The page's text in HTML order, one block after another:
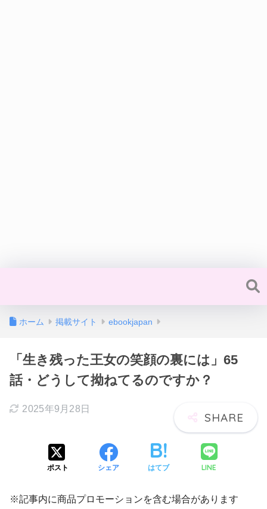
ホーム 掲載サイト ebookjapan
「生き残った王女の笑顔の裏には」65
話・どうして拗ねてるのですか？
2025年9月28日
ポスト シェア はてブ LINE
※記事内に商品プロモーションを含む場合があります